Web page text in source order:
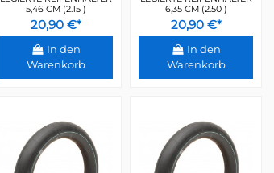
5,46 CM (2.15 )
20,90 €*
In den
Warenkorb
6,35 CM (2.50 )
20,90 €*
In den
Warenkorb